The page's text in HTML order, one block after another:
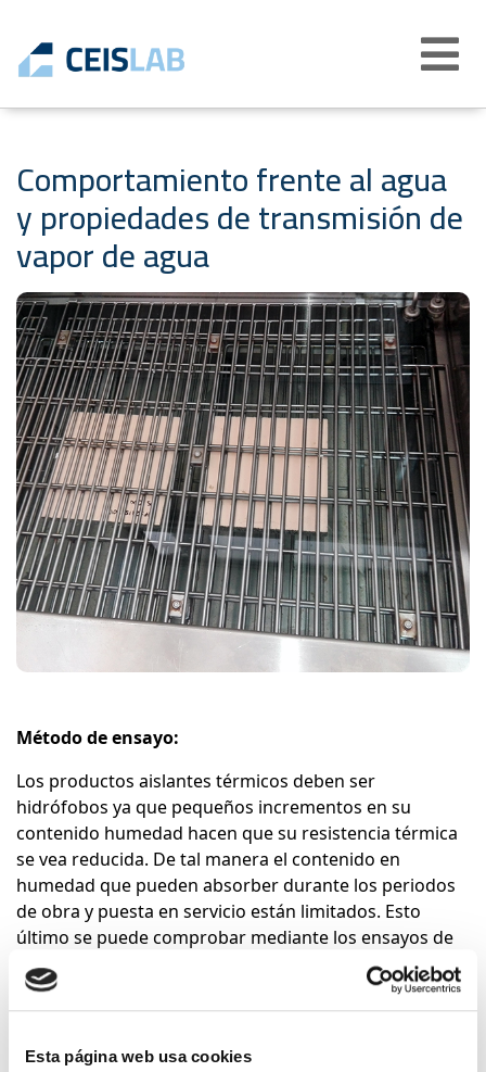
Esta página web usa cookies
Abrir
menú
Comportamiento frente al agua
y propiedades de transmisión de
vapor de agua
Método de ensayo:
Los productos aislantes térmicos deben ser
hidrófobos ya que pequeños incrementos en su
contenido humedad hacen que su resistencia térmica
se vea reducida. De tal manera el contenido en
humedad que pueden absorber durante los periodos
de obra y puesta en servicio están limitados. Esto
último se puede comprobar mediante los ensayos de
absorción de agua por inmersión parcial y total a corto
y largo plazo y el ensayo de absorción de agua por
difusión.
Por otra parte, el vapor de agua sí que puede